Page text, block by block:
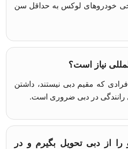
خودروهای لوکس به حداقل سن
که مقیم دبی نیستند، داشتن
رانندگی در دبی ضروری است.
را از دبی تحویل بگیرم و در